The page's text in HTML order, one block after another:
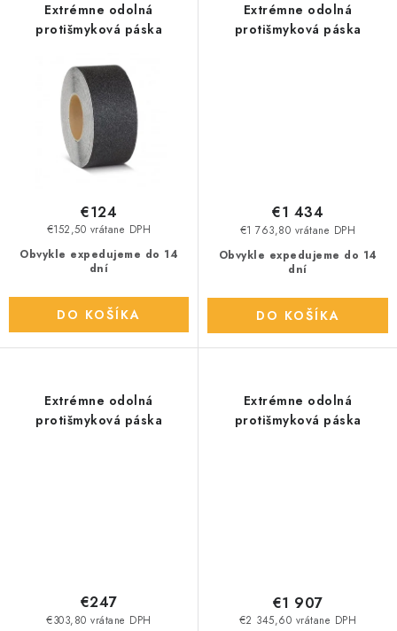
Extrémne odolná
protišmyková páska
Obvykle expedujeme do 14
dní
€152,50 vrátane DPH
€124
DO KOŠÍKA
Extrémne odolná
protišmyková páska
Obvykle expedujeme do 14
dní
€1 763,80 vrátane DPH
€1 434
DO KOŠÍKA
Extrémne odolná
protišmyková páska
€303,80 vrátane DPH
€247
Extrémne odolná
protišmyková páska
€2 345,60 vrátane DPH
€1 907